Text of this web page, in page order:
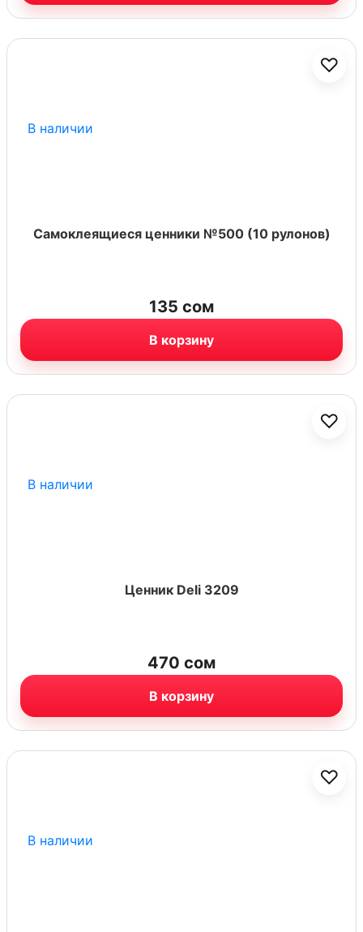
В наличии
♡
Самоклеящиеся ценники №500 (10 рулонов)
135 сом
В корзину
В наличии
♡
Ценник Deli 3209
470 сом
В корзину
В наличии
♡